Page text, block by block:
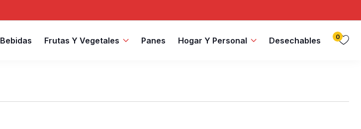
Bebidas Frutas Y Vegetales Panes Hogar Y Personal Desechables 0